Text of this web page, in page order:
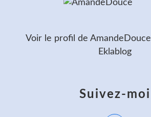
Suivez-moi
Voir le profil de AmandeDouce
Eklablog